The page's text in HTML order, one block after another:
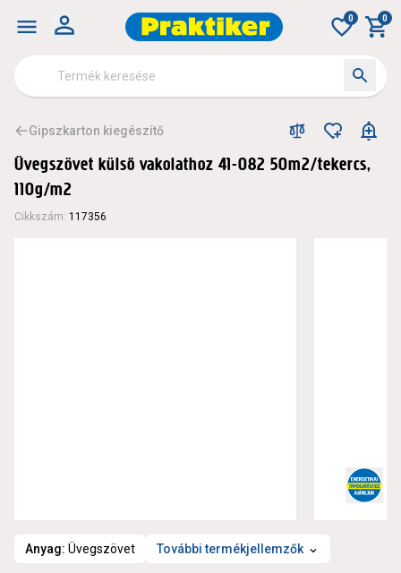
0 0
Gipszkarton kiegészítő
Üvegszövet külső vakolathoz 41-082 50m2/tekercs,
110g/m2
Cikkszám: 117356
Anyag: Üvegszövet További termékjellemzők